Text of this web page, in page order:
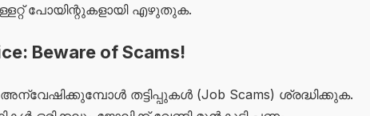
പോയിന്റുകളായി എഴുതുക.
Beware of Scams!
തട്ടിപ്പുകൾ (Job Scams) ശ്രദ്ധിക്കുക.